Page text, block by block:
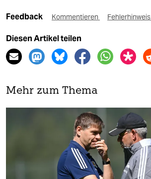
Feedback Kommentieren Fehlerhinweis
Diesen Artikel teilen
Mehr zum Thema